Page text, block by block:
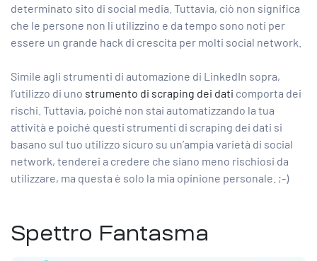
determinato sito di social media. Tuttavia, ciò non significa
che le persone non li utilizzino e da tempo sono noti per
essere un grande hack di crescita per molti social network.
Simile agli strumenti di automazione di LinkedIn sopra,
l’utilizzo di uno strumento di scraping dei dati comporta dei
rischi. Tuttavia, poiché non stai automatizzando la tua
attività e poiché questi strumenti di scraping dei dati si
basano sul tuo utilizzo sicuro su un’ampia varietà di social
network, tenderei a credere che siano meno rischiosi da
utilizzare, ma questa è solo la mia opinione personale. ;-)
Spettro Fantasma